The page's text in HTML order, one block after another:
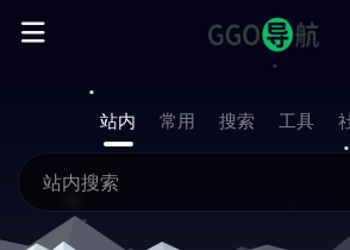
站内 常用 搜索 工具